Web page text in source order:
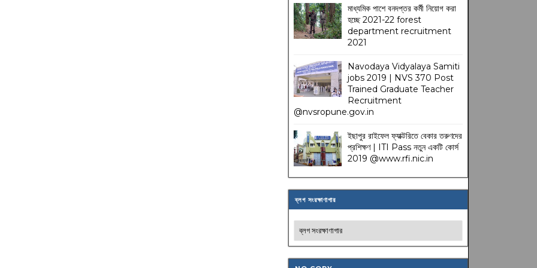
মাধ্যমিক পাশে বনদপ্তর কর্মী নিয়োগ করা
হচ্ছে 2021-22 forest
department recruitment
2021
Navodaya Vidyalaya Samiti
jobs 2019 | NVS 370 Post
Trained Graduate Teacher
Recruitment
@nvsropune.gov.in
ইছাপুর রাইফেল ফ্যাক্টরিতে বেকার তরুণদের
প্রশিক্ষণ | ITI Pass নতুন একটি কোর্স
2019 @www.rfi.nic.in
ব্লগ সংরক্ষাণাগার